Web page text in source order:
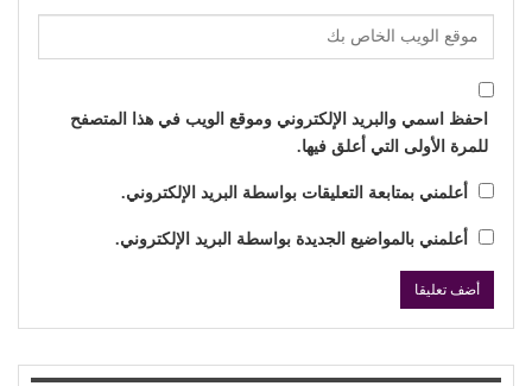
احفظ اسمي والبريد الإلكتروني وموقع الويب في هذا المتصفح
للمرة الأولى التي أعلق فيها.
أعلمني بمتابعة التعليقات بواسطة البريد الإلكتروني.
أعلمني بالمواضيع الجديدة بواسطة البريد الإلكتروني.